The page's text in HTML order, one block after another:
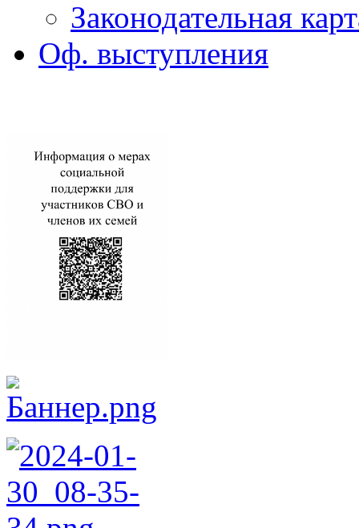
Законодательная
Оф. выступления